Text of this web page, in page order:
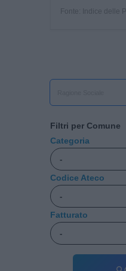
Fonte: Indice delle
Filtri per Comune
Categoria
Codice Ateco
Fatturato